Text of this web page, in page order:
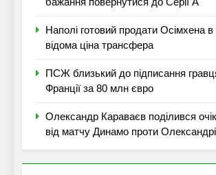
Наполі готовий продати Осімхена
відома ціна трансфера
ПСЖ близький до підписання
Франції за 80 млн євро
Олександр Караваєв поділився
від матчу Динамо проти